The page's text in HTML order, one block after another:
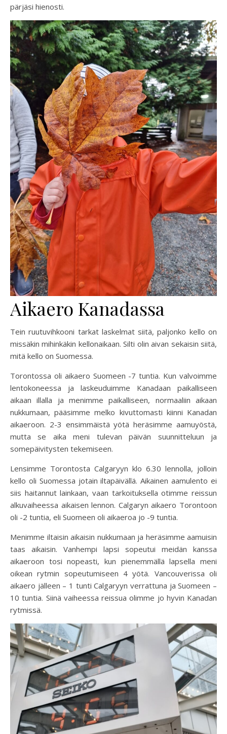
pärjäsi hienosti.
Aikaero Kanadassa
Tein ruutuvihkooni tarkat laskelmat siitä, paljonko kello on
missäkin mihinkäkin kellonaikaan. Silti olin aivan sekaisin siitä,
mitä kello on Suomessa.
Torontossa oli aikaero Suomeen -7 tuntia. Kun valvoimme
lentokoneessa ja laskeuduimme Kanadaan paikalliseen
aikaan illalla ja menimme paikalliseen, normaaliin aikaan
nukkumaan, pääsimme melko kivuttomasti kiinni Kanadan
aikaeroon. 2-3 ensimmäistä yötä heräsimme aamuyöstä,
mutta se aika meni tulevan päivän suunnitteluun ja
somepäivitysten tekemiseen.
Lensimme Torontosta Calgaryyn klo 6.30 lennolla, jolloin
kello oli Suomessa jotain iltapäivällä. Aikainen aamulento ei
siis haitannut lainkaan, vaan tarkoituksella otimme reissun
alkuvaiheessa aikaisen lennon. Calgaryn aikaero Torontoon
oli -2 tuntia, eli Suomeen oli aikaeroa jo -9 tuntia.
Menimme iltaisin aikaisin nukkumaan ja heräsimme aamuisin
taas aikaisin. Vanhempi lapsi sopeutui meidän kanssa
aikaeroon tosi nopeasti, kun pienemmällä lapsella meni
oikean rytmin sopeutumiseen 4 yötä. Vancouverissa oli
aikaero jälleen – 1 tunti Calgaryyn verrattuna ja Suomeen –
10 tuntia. Siinä vaiheessa reissua olimme jo hyvin Kanadan
rytmissä.